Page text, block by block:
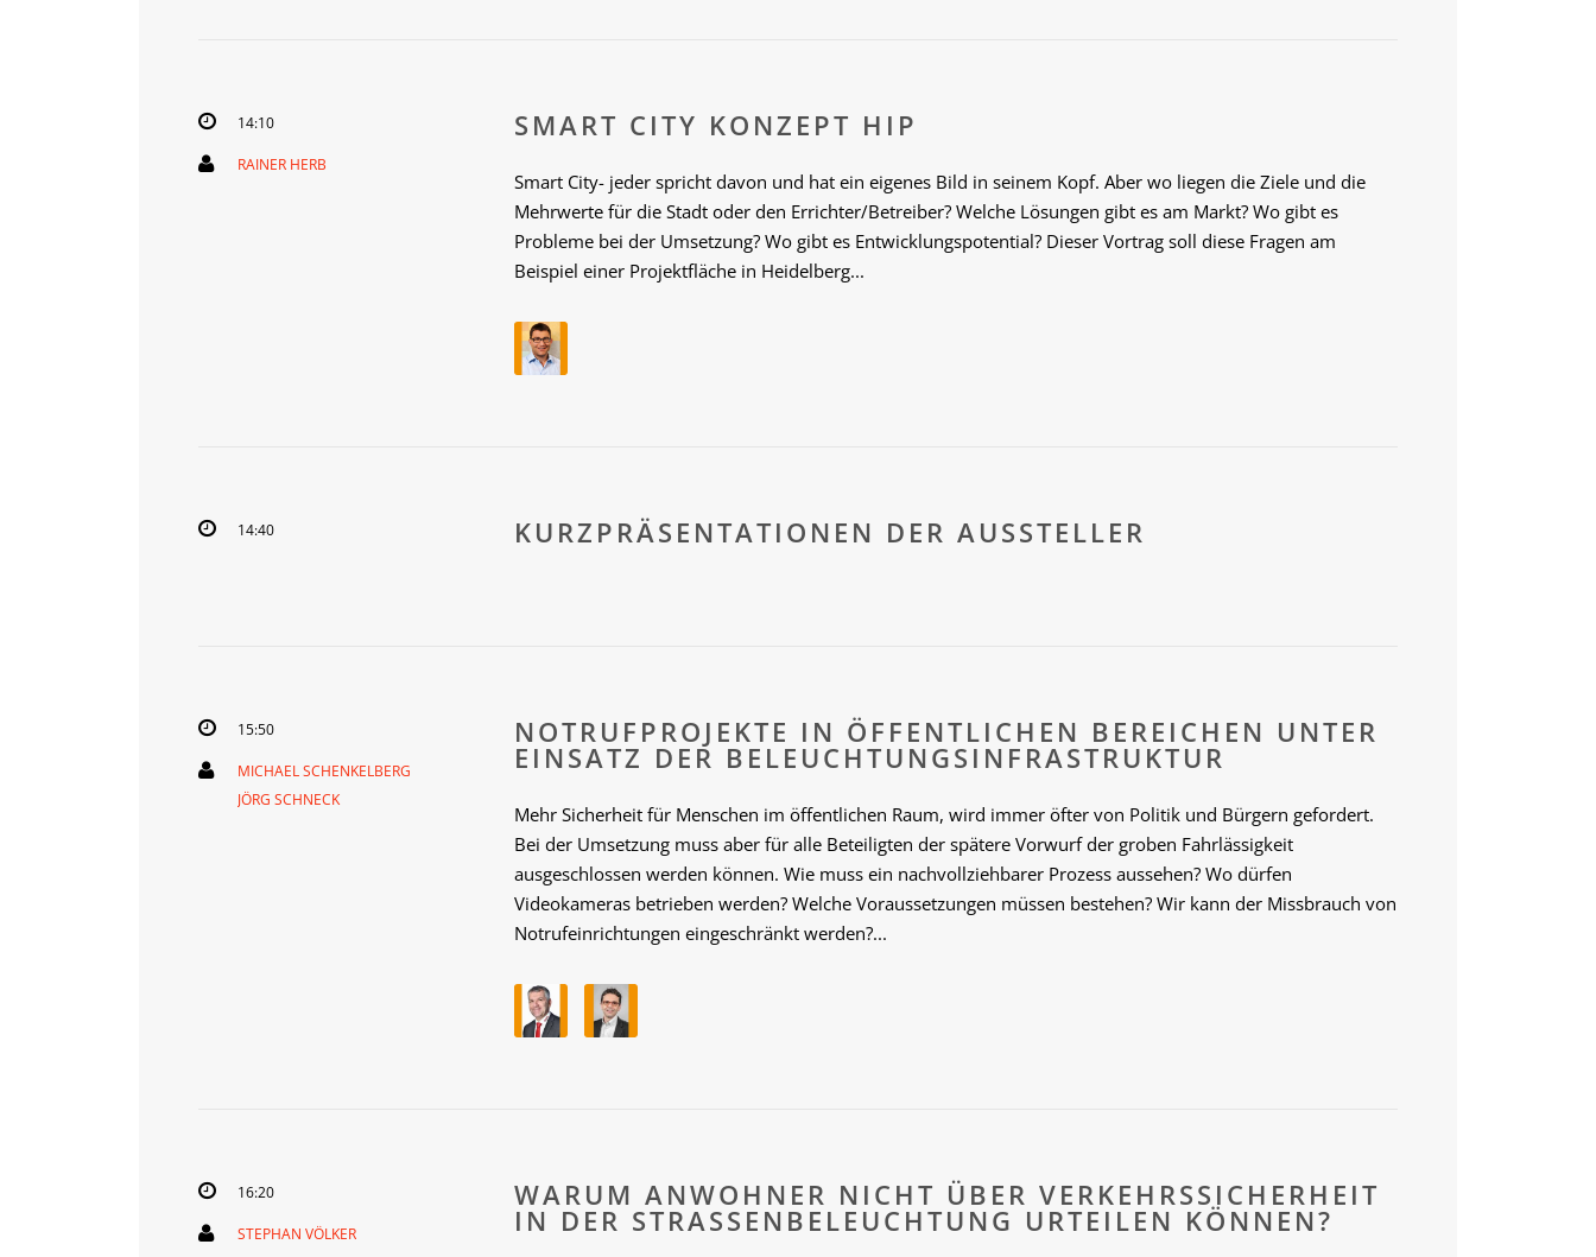
14:10
RAINER HERB
SMART CITY KONZEPT HIP
Smart City- jeder spricht davon und hat ein eigenes Bild in seinem Kopf. Aber wo liegen die Ziele und die
Mehrwerte für die Stadt oder den Errichter/Betreiber? Welche Lösungen gibt es am Markt? Wo gibt es
Probleme bei der Umsetzung? Wo gibt es Entwicklungspotential? Dieser Vortrag soll diese Fragen am
Beispiel einer Projektfläche in Heidelberg...
14:40 KURZPRÄSENTATIONEN DER AUSSTELLER
15:50
MICHAEL SCHENKELBERG
JÖRG SCHNECK
NOTRUFPROJEKTE IN ÖFFENTLICHEN BEREICHEN UNTER
EINSATZ DER BELEUCHTUNGSINFRASTRUKTUR
Mehr Sicherheit für Menschen im öffentlichen Raum, wird immer öfter von Politik und Bürgern gefordert.
Bei der Umsetzung muss aber für alle Beteiligten der spätere Vorwurf der groben Fahrlässigkeit
ausgeschlossen werden können. Wie muss ein nachvollziehbarer Prozess aussehen? Wo dürfen
Videokameras betrieben werden? Welche Voraussetzungen müssen bestehen? Wir kann der Missbrauch von
Notrufeinrichtungen eingeschränkt werden?...
16:20
STEPHAN VÖLKER
WARUM ANWOHNER NICHT ÜBER VERKEHRSSICHERHEIT
IN DER STRASSENBELEUCHTUNG URTEILEN KÖNNEN?